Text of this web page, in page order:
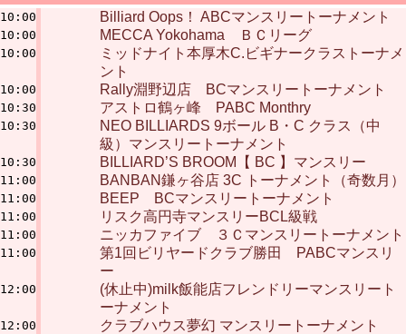
10:00 Billiard Oops！ ABCマンスリートーナメント
10:00 MECCA Yokohama ＢＣリーグ
10:00
ミッドナイト本厚木C.ビギナークラストーナメ
ント
10:00 Rally淵野辺店 BCマンスリートーナメント
10:30 アストロ鶴ヶ峰 PABC Monthry
10:30
NEO BILLIARDS 9ボール B・C クラス（中
級）マンスリートーナメント
10:30 BILLIARD’S BROOM【 BC 】マンスリー
11:00 BANBAN鎌ヶ谷店 3C トーナメント（奇数月）
11:00 BEEP BCマンスリートーナメント
11:00 リスク高円寺マンスリーBCL級戦
11:00 ニッカファイブ ３Ｃマンスリートーナメント
11:00
第1回ビリヤードクラブ勝田 PABCマンスリ
ー
12:00
(休止中)milk飯能店フレンドリーマンスリート
ーナメント
12:00 クラブハウス夢幻 マンスリートーナメント